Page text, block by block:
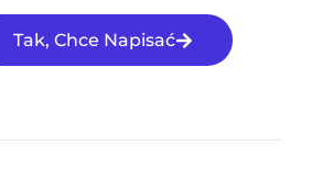
Tak, Chce Napisać